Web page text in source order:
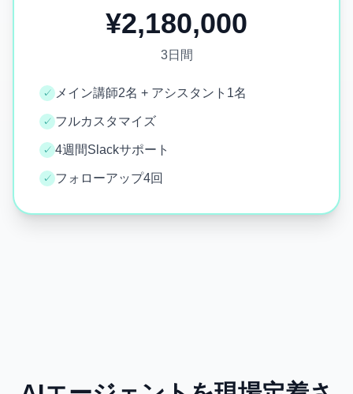
¥2,180,000
3日間
✓ メイン講師2名 + アシスタント1名
✓ フルカスタマイズ
✓ 4週間Slackサポート
✓ フォローアップ4回